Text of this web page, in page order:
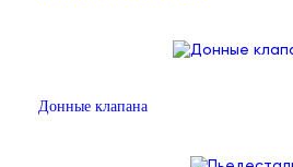
Донные клапана